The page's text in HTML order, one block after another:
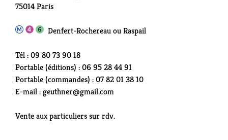
75014 Paris
Denfert-Rochereau ou Raspail
Tél : 09 80 73 90 18
Portable (éditions) : 06 95 28 44 91
Portable (commandes) : 07 82 01 38 10
E-mail : geuthner@gmail.com
Vente aux particuliers sur rdv.